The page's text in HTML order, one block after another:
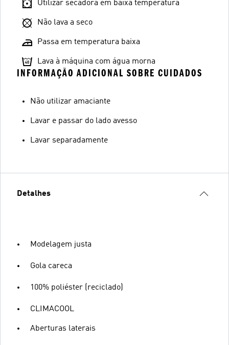
Utilizar secadora em baixa temperatura
Não lava a seco
Passa em temperatura baixa
Lava à máquina com água morna
INFORMAÇÃO ADICIONAL SOBRE CUIDADOS
Não utilizar amaciante
Lavar e passar do lado avesso
Lavar separadamente
Detalhes
Modelagem justa
Gola careca
100% poliéster (reciclado)
CLIMACOOL
Aberturas laterais